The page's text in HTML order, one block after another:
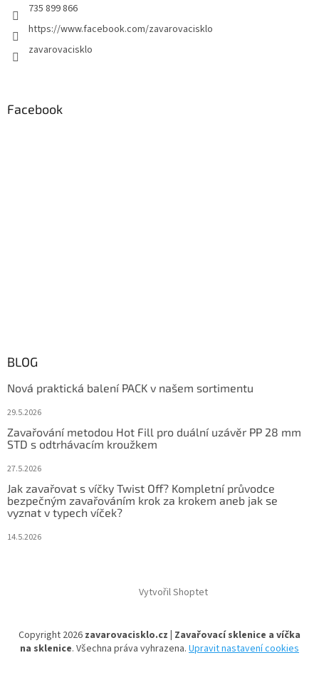
735 899 866
https://www.facebook.com/zavarovacisklo
zavarovacisklo
Facebook
BLOG
Nová praktická balení PACK v našem sortimentu
29.5.2026
Zavařování metodou Hot Fill pro duální uzávěr PP 28 mm
STD s odtrhávacím kroužkem
27.5.2026
Jak zavařovat s víčky Twist Off? Kompletní průvodce
bezpečným zavařováním krok za krokem aneb jak se
vyznat v typech víček?
14.5.2026
Vytvořil Shoptet
Copyright 2026 zavarovacisklo.cz | Zavařovací sklenice a víčka
na sklenice. Všechna práva vyhrazena. Upravit nastavení cookies